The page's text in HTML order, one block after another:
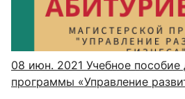
08 июн. 2021 Учебное пособие
программы «Управление